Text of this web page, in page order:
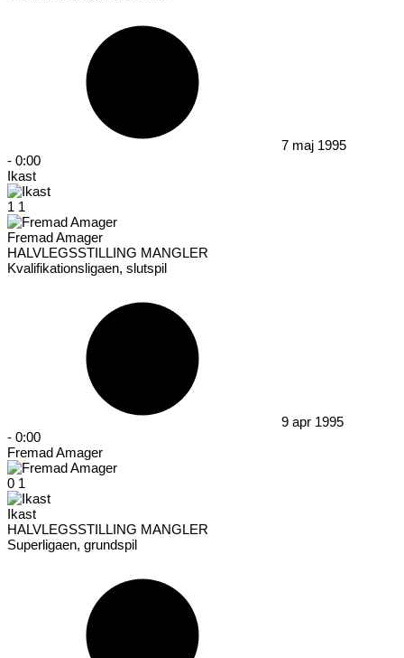
7 maj 1995
- 0:00
Ikast
1 1
Fremad Amager
HALVLEGSSTILLING MANGLER
Kvalifikationsligaen, slutspil
9 apr 1995
- 0:00
Fremad Amager
0 1
Ikast
HALVLEGSSTILLING MANGLER
Superligaen, grundspil